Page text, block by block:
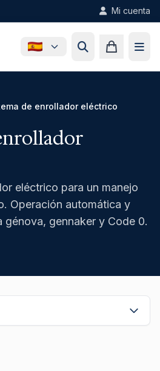
Mi cuenta
de enrollador eléctrico
eléctrico para un manejo
Operación automática y
génova, gennaker y Code 0.